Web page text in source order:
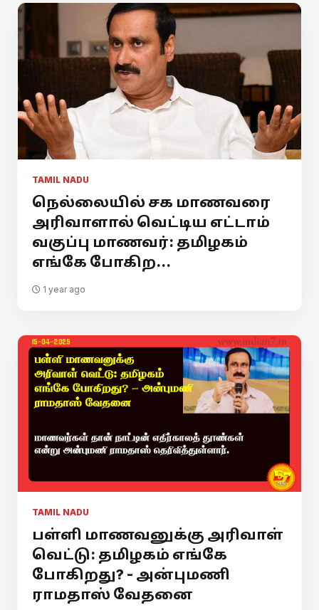
TAMIL NADU
நெல்லையில் சக மாணவரை
அரிவாளால் வெட்டிய எட்டாம்
வகுப்பு மாணவர்: தமிழகம்
எங்கே போகிற...
1 year ago
TAMIL NADU
பள்ளி மாணவனுக்கு அரிவாள்
வெட்டு: தமிழகம் எங்கே
போகிறது? - அன்புமணி
ராமதாஸ் வேதனை